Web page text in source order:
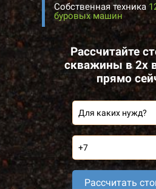
Собственная техника
буровых машин
Рассчитайте
скважины в 2х
прямо
Для каких нужд?
Рассчитать